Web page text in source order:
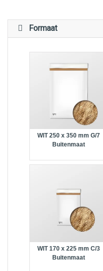
Formaat
WIT 250 x 350 mm G/7
Buitenmaat
WIT 170 x 225 mm C/3
Buitenmaat